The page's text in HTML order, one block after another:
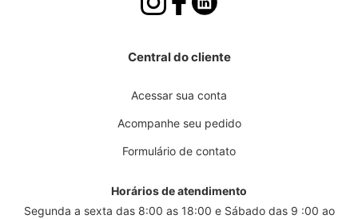
Central do cliente
Acessar sua conta
Acompanhe seu pedido
Formulário de contato
Horários de atendimento
Segunda a sexta das 8:00 as 18:00 e Sábado das 9 :00 ao